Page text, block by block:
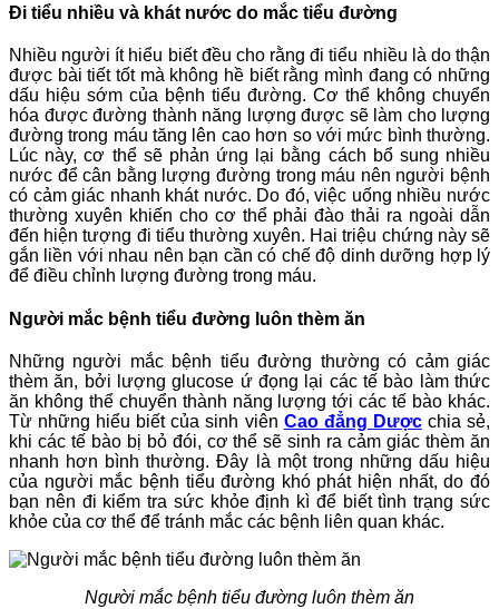
Đi tiểu nhiều và khát nước do mắc tiểu đường
Nhiều người ít hiểu biết đều cho rằng đi tiểu nhiều là do thận
được bài tiết tốt mà không hề biết rằng mình đang có những
dấu hiệu sớm của bệnh tiểu đường. Cơ thể không chuyển
hóa được đường thành năng lượng được sẽ làm cho lượng
đường trong máu tăng lên cao hơn so với mức bình thường.
Lúc này, cơ thể sẽ phản ứng lại bằng cách bổ sung nhiều
nước để cân bằng lượng đường trong máu nên người bệnh
có cảm giác nhanh khát nước. Do đó, việc uống nhiều nước
thường xuyên khiến cho cơ thể phải đào thải ra ngoài dẫn
đến hiện tượng đi tiểu thường xuyên. Hai triệu chứng này sẽ
gắn liền với nhau nên bạn cần có chế độ dinh dưỡng hợp lý
để điều chỉnh lượng đường trong máu.
Người mắc bệnh tiểu đường luôn thèm ăn
Những người mắc bệnh tiểu đường thường có cảm giác
thèm ăn, bởi lượng glucose ứ đọng lại các tế bào làm thức
ăn không thể chuyển thành năng lượng tới các tế bào khác.
Từ những hiểu biết của sinh viên Cao đẳng Dượcchia sẻ,
khi các tế bào bị bỏ đói, cơ thể sẽ sinh ra cảm giác thèm ăn
nhanh hơn bình thường. Đây là một trong những dấu hiệu
của người mắc bệnh tiểu đường khó phát hiện nhất, do đó
bạn nên đi kiểm tra sức khỏe định kì để biết tình trạng sức
khỏe của cơ thể để tránh mắc các bệnh liên quan khác.
Người mắc bệnh tiểu đường luôn thèm ăn